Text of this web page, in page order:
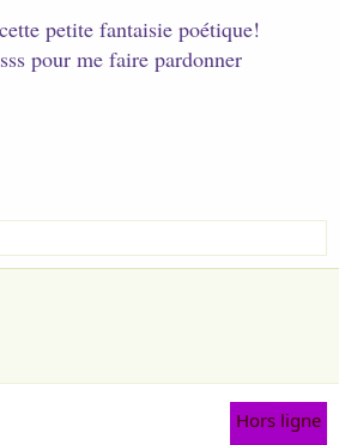
petite fantaisie poétique!
pour me faire pardonner
Hors ligne